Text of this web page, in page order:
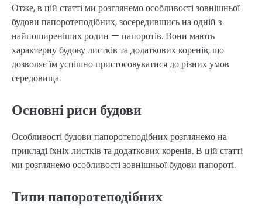
Отже, в цій статті ми розглянемо особливості зовнішньої
будови папоротеподібних, зосередившись на одній з
найпоширеніших родин — папоротів. Вони мають
характерну будову листків та додаткових коренів, що
дозволяє їм успішно пристосовуватися до різних умов
середовища.
Основні риси будови
Особливості будови папоротеподібних розглянемо на
прикладі їхніх листків та додаткових коренів. В цій статті
ми розглянемо особливості зовнішньої будови папороті.
Типи папоротеподібних